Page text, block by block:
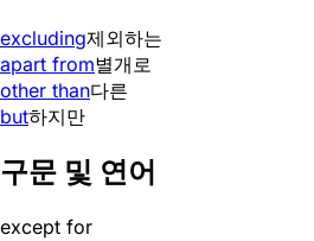
excluding제외하는
apart from별개로
other than다른
but하지만
구문 및 연어
except for